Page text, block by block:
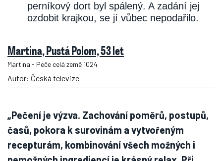
perníkový dort byl spálený. A zadání jej
ozdobit krajkou, se jí vůbec nepodařilo.
Martina, Pustá Polom, 53 let
Martina - Peče celá země 1024
Autor: Česká televize
„Pečení je výzva. Zachování poměrů, postupů,
časů, pokora k surovinám a vytvořeným
recepturám, kombinování všech možných i